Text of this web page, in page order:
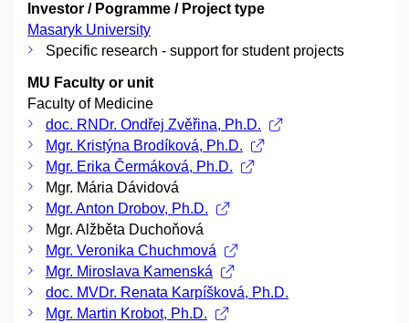
Investor / Pogramme / Project type
Masaryk University
Specific research - support for student projects
MU Faculty or unit
Faculty of Medicine
doc. RNDr. Ondřej Zvěřina, Ph.D.
Mgr. Kristýna Brodíková, Ph.D.
Mgr. Erika Čermáková, Ph.D.
Mgr. Mária Dávidová
Mgr. Anton Drobov, Ph.D.
Mgr. Alžběta Duchoňová
Mgr. Veronika Chuchmová
Mgr. Miroslava Kamenská
doc. MVDr. Renata Karpíšková, Ph.D.
Mgr. Martin Krobot, Ph.D.